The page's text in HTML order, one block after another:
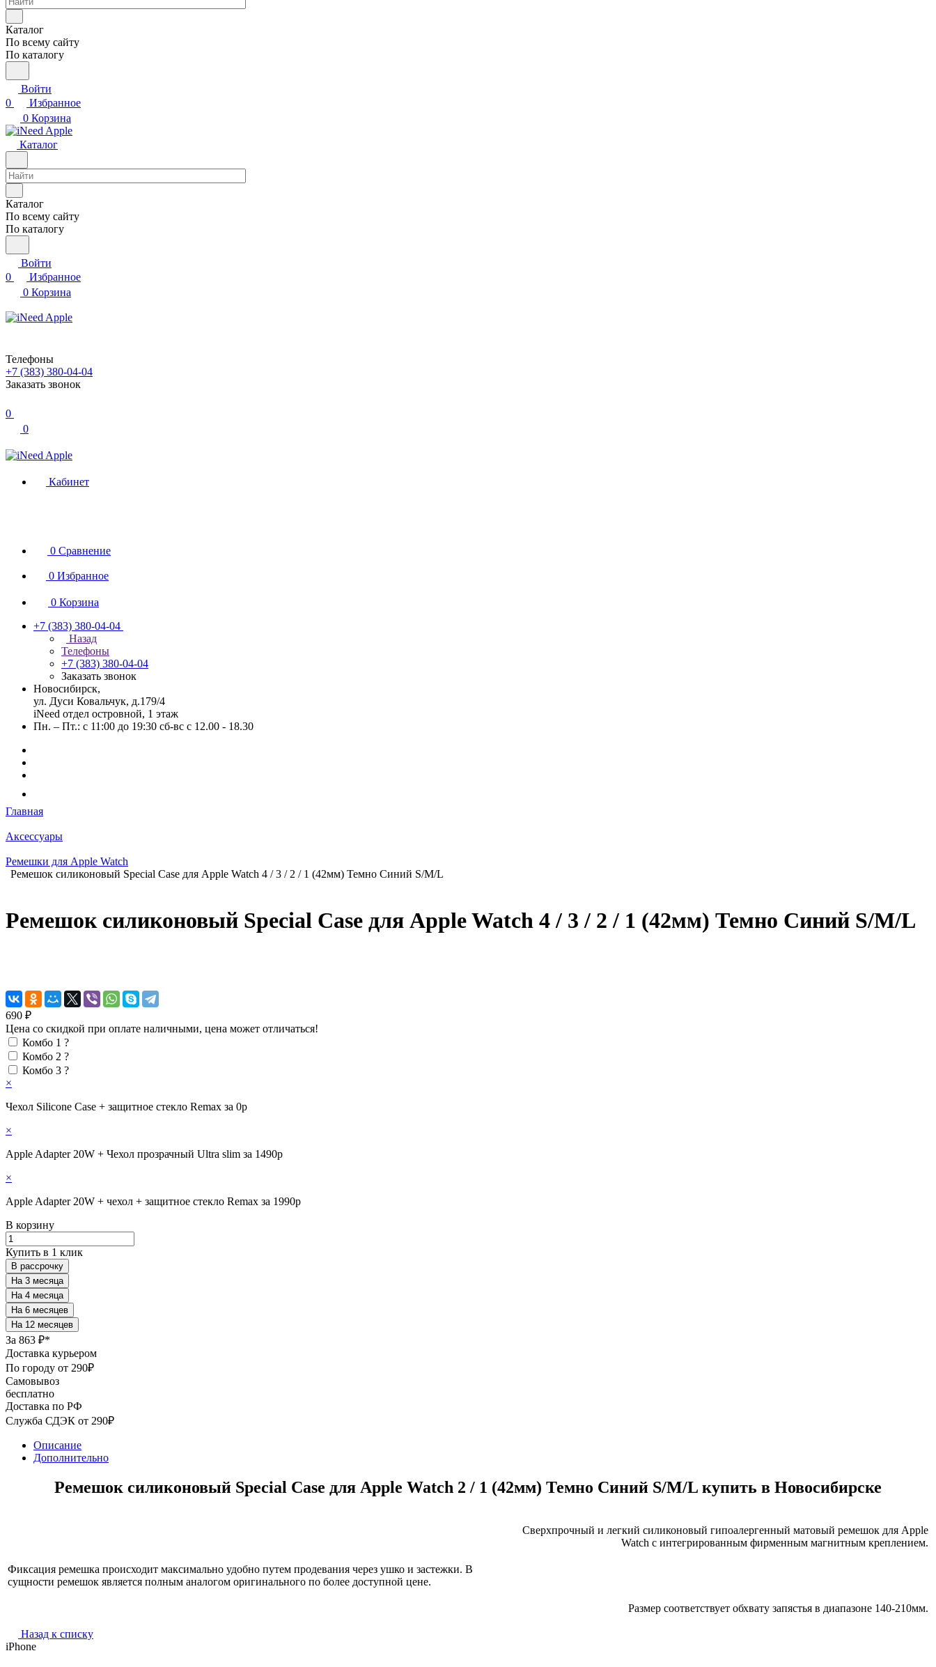
Каталог
По всему сайту
По каталогу
Войти
0
Избранное
0 Корзина
Каталог
Каталог
По всему сайту
По каталогу
Войти
0
Избранное
0 Корзина
Телефоны
+7 (383) 380-04-04
Заказать звонок
0
0
Кабинет
0 Сравнение
0 Избранное
0 Корзина
+7 (383) 380-04-04
Назад
Телефоны
+7 (383) 380-04-04
Заказать звонок
Новосибирск,
ул. Дуси Ковальчук, д.179/4
iNeed отдел островной, 1 этаж
Пн. – Пт.: с 11:00 до 19:30 сб-вс с 12.00 - 18.30
Главная
Аксессуары
Ремешки для Apple Watch
Ремешок силиконовый Special Case для Apple Watch 4 / 3 / 2 / 1 (42мм) Темно Синий S/M/L
Ремешок силиконовый Special Case для Apple Watch 4 / 3 / 2 / 1 (42мм) Темно Синий S/M/L
690 ₽
Цена со скидкой при оплате наличными, цена может отличаться!
Комбо 1 ?
Комбо 2 ?
Комбо 3 ?
×
Чехол Silicone Case + защитное стекло Remax за 0р
×
Apple Adapter 20W + Чехол прозрачный Ultra slim за 1490р
×
Apple Adapter 20W + чехол + защитное стекло Remax за 1990р
В корзину
Купить в 1 клик
В рассрочку
За 863 ₽*
Доставка курьером
По городу от 290₽
Самовывоз
бесплатно
Доставка по РФ
Служба СДЭК от 290₽
Описание
Дополнительно
Ремешок силиконовый Special Case для Apple Watch 2 / 1 (42мм) Темно Синий S/M/L купить в Новосибирске
Сверхпрочный и легкий силиконовый гипоалергенный матовый ремешок для Apple
Watch с интегрированным фирменным магнитным креплением.
Фиксация ремешка происходит максимально удобно путем продевания через ушко и застежки. В
сущности ремешок является полным аналогом оригинального по более доступной цене.
Размер соответствует обхвату запястья в диапазоне 140-210мм.
Назад к списку
iPhone